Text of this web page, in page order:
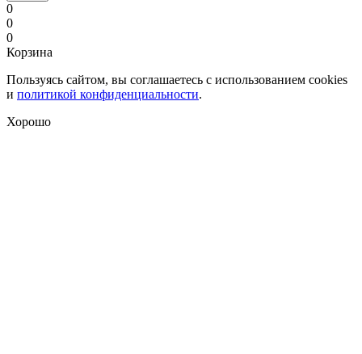
0
0
0
Корзина
Пользуясь сайтом, вы соглашаетесь с использованием cookies
и политикой конфиденциальности.
Хорошо